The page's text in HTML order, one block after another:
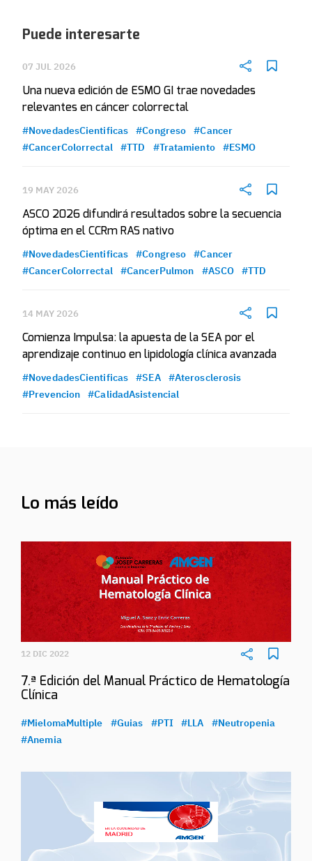
Puede interesarte
07 JUL 2026
Una nueva edición de ESMO GI trae novedades
relevantes en cáncer colorrectal
#NovedadesCientificas #Congreso
#Cancer
#CancerColorrectal
#TTD #Tratamiento #ESMO
19 MAY 2026
ASCO 2026 difundirá resultados sobre la secuencia
óptima en el CCRm RAS nativo
#NovedadesCientificas #Congreso
#Cancer
#CancerColorrectal
#CancerPulmon #ASCO #TTD
14 MAY 2026
Comienza Impulsa: la apuesta de la SEA por el
aprendizaje continuo en lipidología clínica avanzada
#NovedadesCientificas #SEA
#Aterosclerosis
#Prevencion
#CalidadAsistencial
Lo más leído
12 DIC 2022
7.ª Edición del Manual Práctico de Hematología
Clínica
#MielomaMultiple #Guias #PTI #LLA
#Neutropenia
#Anemia